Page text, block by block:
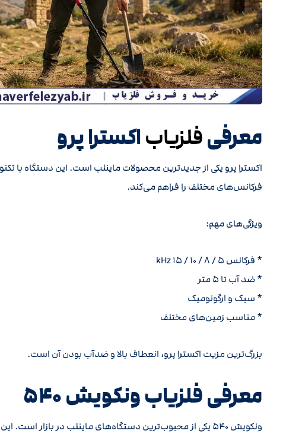
معرفیفلزیاباکسترا پرو
فرکانس‌های مختلف را فراهم می‌کند.
ویژگی‌های مهم:
* فرکانس ۵ / ۸ / ۱۰ / ۱۵ kHz
* ضد آب تا ۵ متر
* سبک و ارگونومیک
* مناسب زمین‌های مختلف
بزرگ‌ترین مزیت اکسترا پرو، انعطاف بالا و ضدآب بودن آن است.
معرفی فلزیاب ونکویش ۵۴۰
ونکویش ۵۴۰ یکی از محبوب‌ترین دستگاه‌های ماینلب در بازار است. این مدل از فناوری **Multi-IQ** بهره می‌برد.